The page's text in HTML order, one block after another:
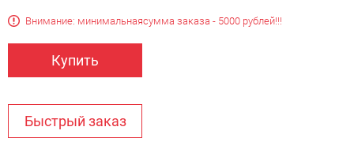
Внимание: минимальнаясумма заказа - 5000 рублей!!!
Купить
Быстрый заказ